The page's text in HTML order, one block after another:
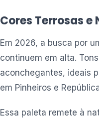
Cores Terrosas
Em 2026, a busca por
continuem em alta.
aconchegantes, ideais
em Pinheiros e
Essa paleta remete à